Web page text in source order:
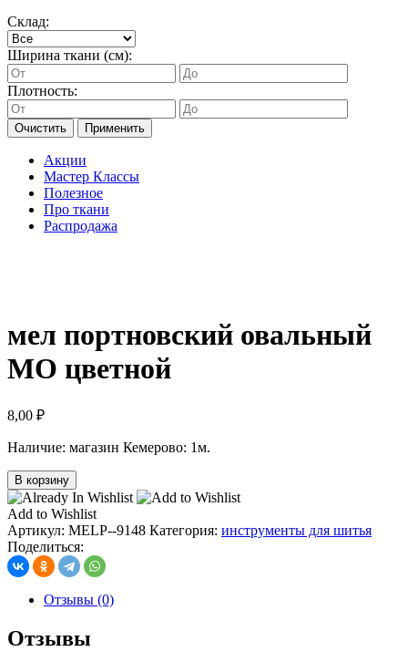
Склад:
Ширина ткани (см):
Плотность:
Очистить Применить
Акции
Мастер Классы
Полезное
Про ткани
Распродажа
мел портновский овальный
МО цветной
8,00 ₽
Наличие: магазин Кемерово: 1м.
В корзину
Add to Wishlist
Артикул: MELP--9148 Категория: инструменты для шитья
Поделиться:
Отзывы (0)
Отзывы